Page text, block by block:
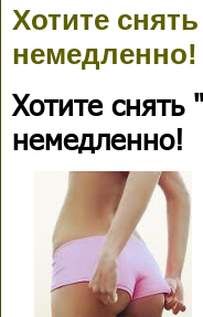
Хотите
немедленно!
Хотите
немедленно!